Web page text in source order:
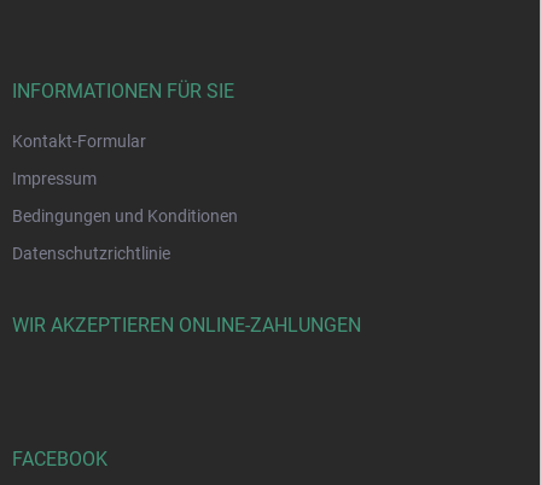
INFORMATIONEN FÜR SIE
Kontakt-Formular
Impressum
Bedingungen und Konditionen
Datenschutzrichtlinie
WIR AKZEPTIEREN ONLINE-ZAHLUNGEN
FACEBOOK